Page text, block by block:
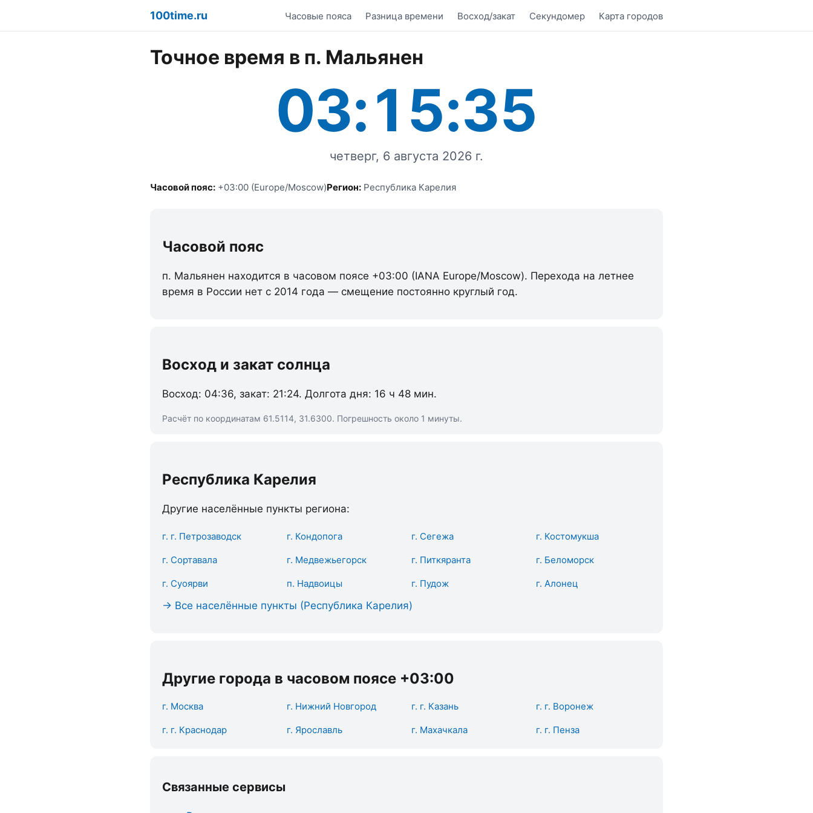
100time.ru Часовые пояса Разница времени Восход/закат Секундомер Карта городов
Точное время в п. Мальянен
03:15:35
четверг, 6 августа 2026 г.
Часовой пояс: +03:00 (Europe/Moscow)Регион: Республика Карелия
Часовой пояс
п. Мальянен находится в часовом поясе +03:00 (IANA Europe/Moscow). Перехода на летнее
время в России нет с 2014 года — смещение постоянно круглый год.
Восход и закат солнца
Восход: 04:36, закат: 21:24. Долгота дня: 16 ч 48 мин.
Расчёт по координатам 61.5114, 31.6300. Погрешность около 1 минуты.
Республика Карелия
Другие населённые пункты региона:
г. г. Петрозаводск г. Кондопога г. Сегежа г. Костомукша
г. Сортавала г. Медвежьегорск г. Питкяранта г. Беломорск
г. Суоярви п. Надвоицы г. Пудож г. Алонец
→ Все населённые пункты (Республика Карелия)
Другие города в часовом поясе +03:00
г. Москва г. Нижний Новгород г. г. Казань г. г. Воронеж
г. г. Краснодар г. Ярославль г. Махачкала г. г. Пенза
Связанные сервисы